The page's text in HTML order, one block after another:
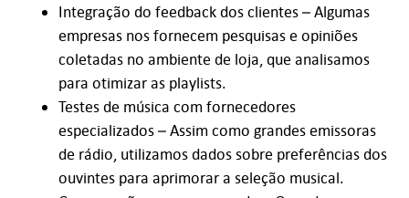
Integração do feedback dos clientes – Algumas
empresas nos fornecem pesquisas e opiniões
coletadas no ambiente de loja, que analisamos
para otimizar as playlists.
Testes de música com fornecedores
especializados – Assim como grandes emissoras
de rádio, utilizamos dados sobre preferências dos
ouvintes para aprimorar a seleção musical.